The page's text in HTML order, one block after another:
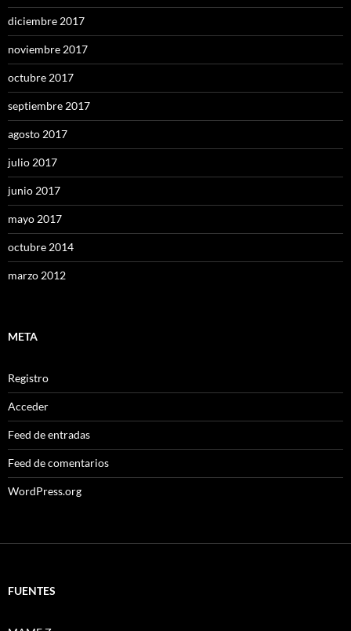
diciembre 2017
noviembre 2017
octubre 2017
septiembre 2017
agosto 2017
julio 2017
junio 2017
mayo 2017
octubre 2014
marzo 2012
META
Registro
Acceder
Feed de entradas
Feed de comentarios
WordPress.org
FUENTES